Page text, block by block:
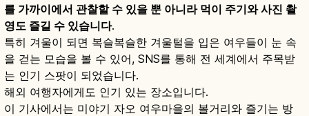
를 가까이에서 관찰할 수 있을 뿐 아니라 먹이 주기와 사진 촬
영도 즐길 수 있습니다.
특히 겨울이 되면 복슬복슬한 겨울털을 입은 여우들이 눈 속
을 걷는 모습을 볼 수 있어, SNS를 통해 전 세계에서 주목받
는 인기 스팟이 되었습니다.
해외 여행자에게도 인기 있는 장소입니다.
이 기사에서는 미야기 자오 여우마을의 볼거리와 즐기는 방